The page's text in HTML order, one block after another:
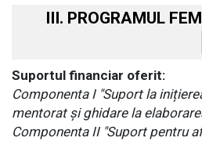
III. PROGRAMUL
Suportul financiar oferit:
Componenta I "Suport la
mentorat și ghidare la
Componenta II "Suport pentru